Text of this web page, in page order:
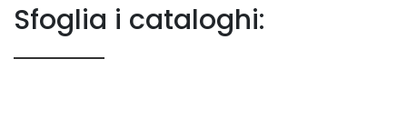
Sfoglia i cataloghi: